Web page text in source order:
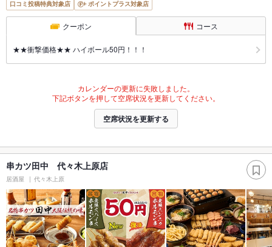
口コミ投稿特典対象店 ポイントプラス対象店
クーポン コース
★★衝撃価格★★ ハイボール50円！！！
カレンダーの更新に失敗しました。
下記ボタンを押して空席状況を更新してください。
空席状況を更新する
串カツ田中 代々木上原店
居酒屋 代々木上原